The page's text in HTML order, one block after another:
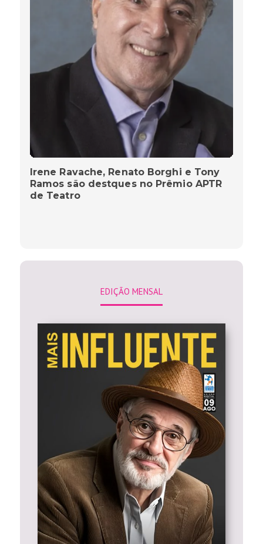
Irene Ravache, Renato Borghi e Tony
Ramos são destques no Prêmio APTR
de Teatro
EDIÇÃO MENSAL